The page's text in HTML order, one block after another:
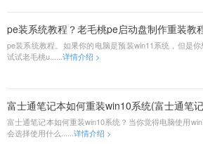
pe装系统教程？老毛桃pe启动盘制作重装教
pe装系统教程。如果你的电脑是预装win11系统，但是
试试老毛桃u...... 详情介绍 >
富士通笔记本如何重装win10系统(富士通笔
富士通笔记本如何重装win10系统？当你觉得电脑使用
会选择使用什么......详情介绍 >